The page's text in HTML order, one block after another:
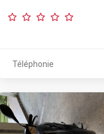
Téléphonie